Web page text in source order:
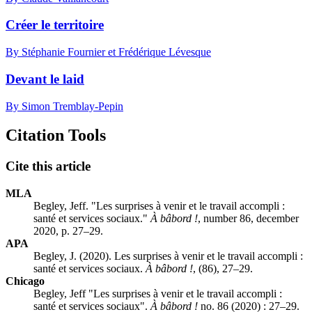
Créer le territoire
By Stéphanie Fournier et Frédérique Lévesque
Devant le laid
By Simon Tremblay-Pepin
Citation Tools
Cite this article
MLA
Begley, Jeff. "Les surprises à venir et le travail accompli :
santé et services sociaux." À bâbord !, number 86, december
2020, p. 27–29.
APA
Begley, J. (2020). Les surprises à venir et le travail accompli :
santé et services sociaux. À bâbord !, (86), 27–29.
Chicago
Begley, Jeff "Les surprises à venir et le travail accompli :
santé et services sociaux". À bâbord ! no. 86 (2020) : 27–29.